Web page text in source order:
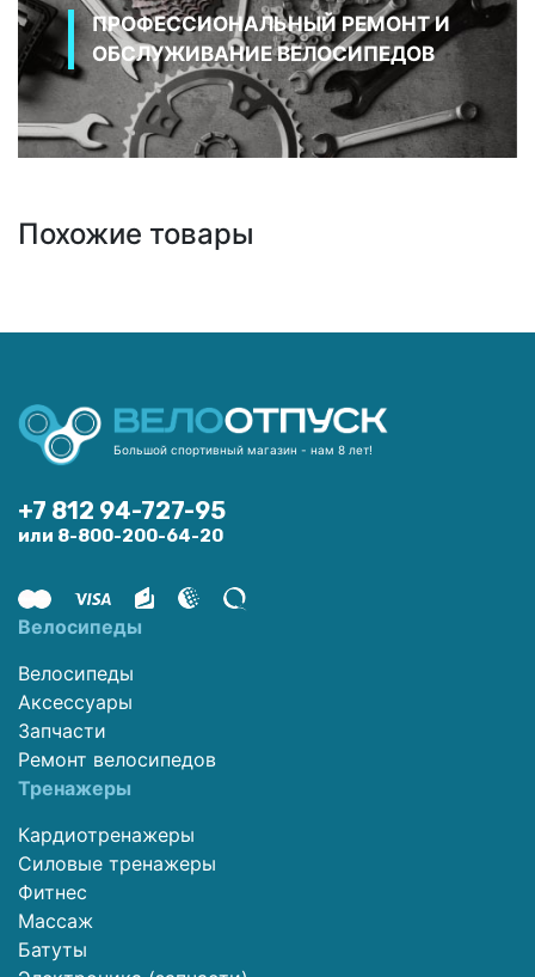
ПРОФЕССИОНАЛЬНЫЙ РЕМОНТ И
ОБСЛУЖИВАНИЕ ВЕЛОСИПЕДОВ
Похожие товары
Большой спортивный магазин - нам 8 лет!
+7 812 94-727-95
или 8-800-200-64-20
Велосипеды
Велосипеды
Аксессуары
Запчасти
Ремонт велосипедов
Тренажеры
Кардиотренажеры
Силовые тренажеры
Фитнес
Массаж
Батуты